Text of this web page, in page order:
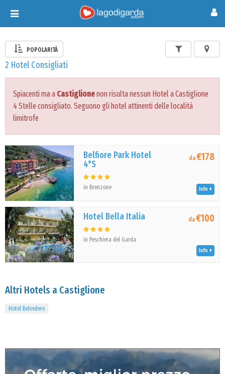
Toggle
navigation
POPOLARITÀ
2 Hotel Consigliati
Spiacenti ma a Castiglionenon risulta nessun Hotel a Castiglione
4 Stelle consigliato. Seguono gli hotel attinenti delle località
limitrofe
Belfiore Park Hotel
4*S
in Brenzone
da€178
Info
Hotel Bella Italia
in Peschiera del Garda
da€100
Info
Altri Hotels a Castiglione
Hotel Belvedere